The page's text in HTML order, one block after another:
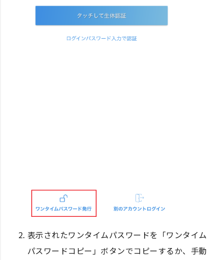
表示されたワンタイムパスワードを「ワンタイム
パスワードコピー」ボタンでコピーするか、手動